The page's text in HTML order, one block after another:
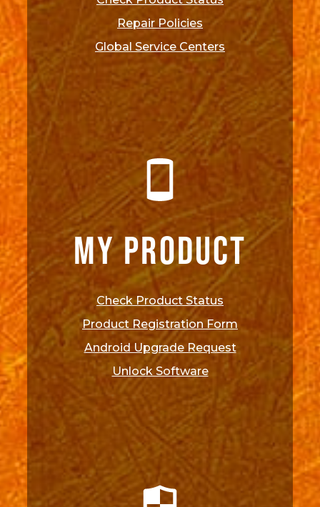
Repair Policies
Global Service Centers
MY PRODUCT
Check Product Status
Product Registration Form
Android Upgrade Request
Unlock Software